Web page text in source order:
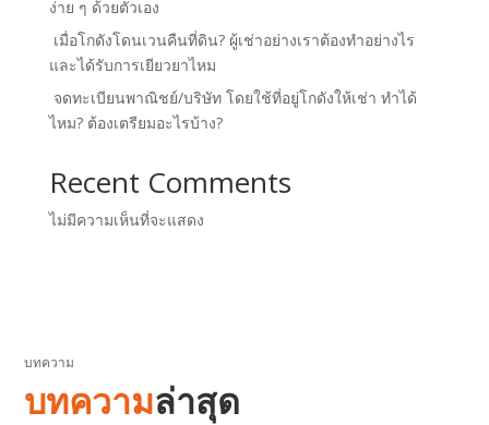
ง่าย ๆ ด้วยตัวเอง
เมื่อโกดังโดนเวนคืนที่ดิน? ผู้เช่าอย่างเราต้องทำอย่างไร
และได้รับการเยียวยาไหม
จดทะเบียนพาณิชย์/บริษัท โดยใช้ที่อยู่โกดังให้เช่า ทำได้
ไหม? ต้องเตรียมอะไรบ้าง?
Recent Comments
ไม่มีความเห็นที่จะแสดง
บทความ
บทความล่าสุด